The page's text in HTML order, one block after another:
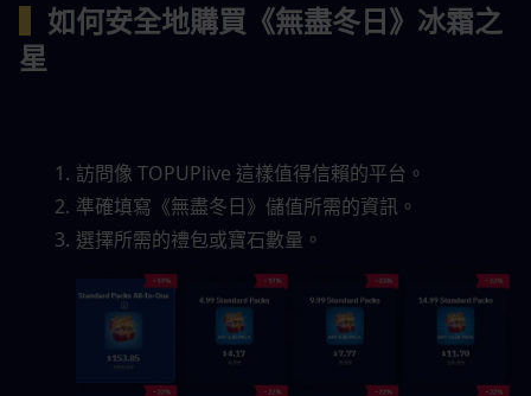
如何安全地購買《無盡冬日》冰霜之
星
訪問像 TOPUPlive 這樣值得信賴的平台。
準確填寫《無盡冬日》儲值所需的資訊。
選擇所需的禮包或寶石數量。